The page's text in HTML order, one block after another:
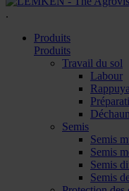
.
Produits
Produits
Travail du sol
Labour
Semis
Semis
Semis
Semis
Semis